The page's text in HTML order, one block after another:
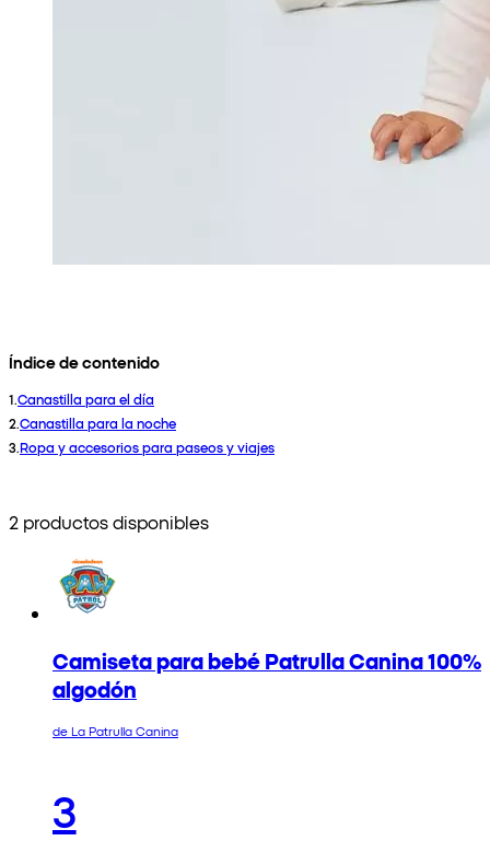
Índice de contenido
1.Canastilla para el día
2.Canastilla para la noche
3.Ropa y accesorios para paseos y viajes
2 productos disponibles
Camiseta para bebé Patrulla Canina 100%
algodón
de La Patrulla Canina
3